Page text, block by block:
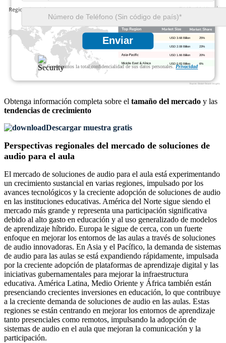
Enviar
Garantizamos la total confidencialidad de sus datos personales.Privacidad
6%
USD 0.83 Billion
20%
USD 1.66 Billion
23%
USD 2.08 Billion
25%
USD 3.68 Billion
Obtenga información completa sobre el tamaño del mercado y las
tendencias de crecimiento
Descargar muestra gratis
Perspectivas regionales del mercado de soluciones de
audio para el aula
El mercado de soluciones de audio para el aula está experimentando
un crecimiento sustancial en varias regiones, impulsado por los
avances tecnológicos y la creciente adopción de soluciones de audio
en las instituciones educativas. América del Norte sigue siendo el
mercado más grande y representa una participación significativa
debido al alto gasto en educación y al uso generalizado de modelos
de aprendizaje híbrido. Europa le sigue de cerca, con un fuerte
enfoque en mejorar los entornos de las aulas a través de soluciones
de audio innovadoras. En Asia y el Pacífico, la demanda de sistemas
de audio para las aulas se está expandiendo rápidamente, impulsada
por la creciente adopción de plataformas de aprendizaje digital y las
iniciativas gubernamentales para mejorar la infraestructura
educativa. América Latina, Medio Oriente y África también están
presenciando crecientes inversiones en educación, lo que contribuye
a la creciente demanda de soluciones de audio en las aulas. Estas
regiones se están centrando en mejorar los entornos de aprendizaje
tanto presenciales como remotos, impulsando la adopción de
sistemas de audio en el aula que mejoran la comunicación y la
participación.